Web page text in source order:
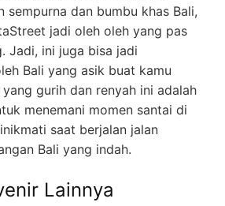
sempurna dan bumbu khas Bali,
jadi oleh oleh yang pas
Jadi, ini juga bisa jadi
Bali yang asik buat kamu
gurih dan renyah ini adalah
menemani momen santai di
saat berjalan jalan
Bali yang indah.
Lainnya